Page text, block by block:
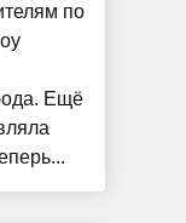
по
Ещё